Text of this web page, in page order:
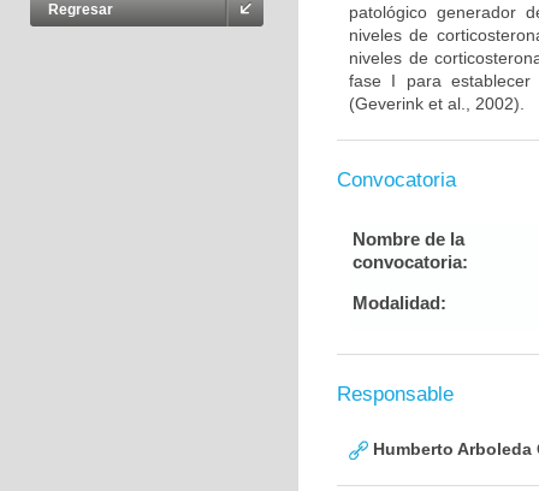
Regresar
patológico generador
niveles de
niveles de
fase I para establecer
(Geverink et al., 2002).
Convocatoria
Nombre de la
convocatoria:
Modalidad:
Responsable
Humberto Arboleda